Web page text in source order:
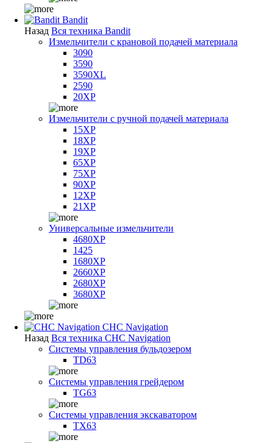
Bandit
Назад Вся техника Bandit
Измельчители с крановой подачей материала
3090
3590
3590XL
2590
20XP
Измельчители с ручной подачей материала
15XP
18XP
19XP
65XP
75XP
90XP
12XP
21XP
Универсальные измельчители
4680XP
1425
1680XP
2660XP
2680XP
3680XP
CHC Navigation
Назад Вся техника CHC Navigation
Системы управления бульдозером
TD63
Системы управления грейдером
TG63
Системы управления экскаватором
TX63